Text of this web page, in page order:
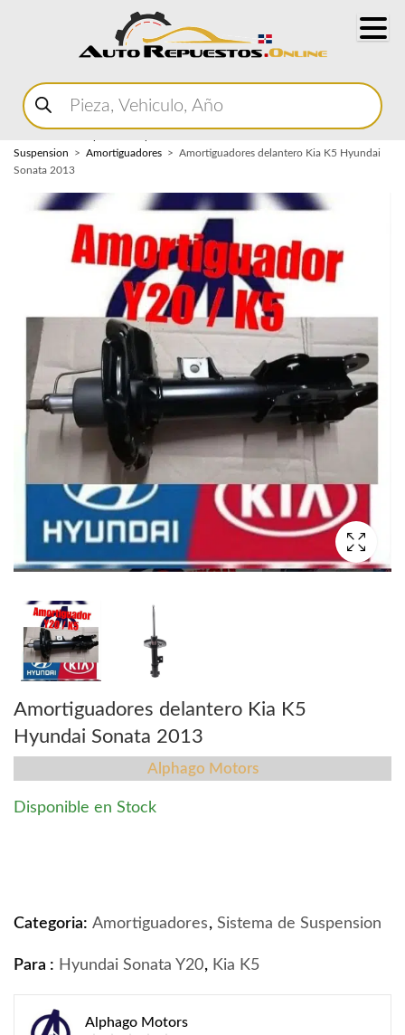
Buscar
productos
Suspension
Amortiguadores
Amortiguadores delantero Kia K5 Hyundai
Sonata 2013
Amortiguadores delantero Kia K5
Hyundai Sonata 2013
Alphago Motors
Disponible en Stock
Categoria: Amortiguadores, Sistema de Suspension
Para : Hyundai Sonata Y20, Kia K5
Alphago Motors